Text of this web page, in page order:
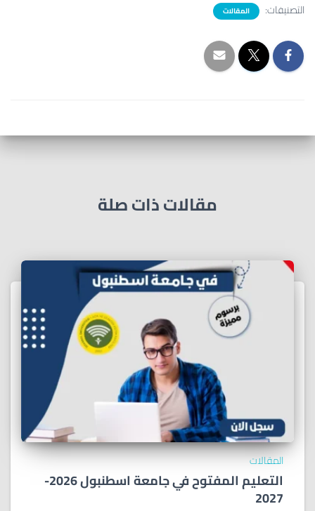
التصنيفات: المقالات
مقالات ذات صلة
المقالات
التعليم المفتوح في جامعة اسطنبول 2026-
2027